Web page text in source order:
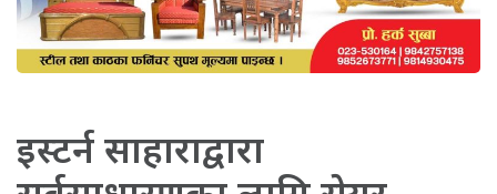
इस्टर्न साहाराद्वारा